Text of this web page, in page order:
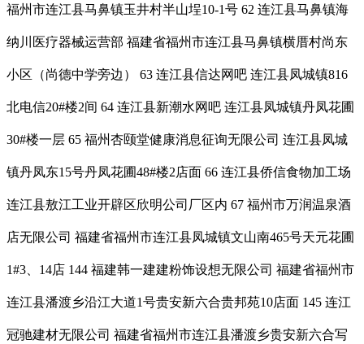
福州市连江县马鼻镇玉井村半山埕10-1号 62 连江县马鼻镇海
纳川医疗器械运营部 福建省福州市连江县马鼻镇横厝村尚东
小区（尚德中学旁边） 63 连江县信达网吧 连江县凤城镇816
北电信20#楼2间 64 连江县新潮水网吧 连江县凤城镇丹凤花圃
30#楼一层 65 福州杏颐堂健康消息征询无限公司 连江县凤城
镇丹凤东15号丹凤花圃48#楼2店面 66 连江县侨信食物加工场
连江县敖江工业开辟区欣明公司厂区内 67 福州市万润温泉酒
店无限公司 福建省福州市连江县凤城镇文山南465号天元花圃
1#3、14店 144 福建韩一建建粉饰设想无限公司 福建省福州市
连江县潘渡乡沿江大道1号贵安新六合贵邦苑10店面 145 连江
冠驰建材无限公司 福建省福州市连江县潘渡乡贵安新六合写